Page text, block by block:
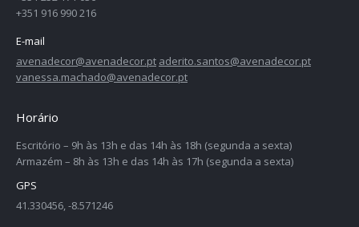
+351 916 990 216
E-mail
avenadecor@avenadecor.pt aderito.santos@avenadecor.pt
vanessa.machado@avenadecor.pt
Horário
Escritório – 9h às 13h e das 14h às 18h (segunda a sexta)
Armazém – 8h às 13h e das 14h às 17h (segunda a sexta)
GPS
41.330456, -8.571246